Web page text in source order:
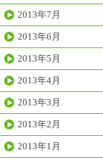
2013年7月
2013年6月
2013年5月
2013年4月
2013年3月
2013年2月
2013年1月